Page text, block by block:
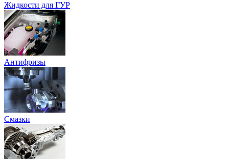
Жидкости для ГУР
Антифризы
Смазки